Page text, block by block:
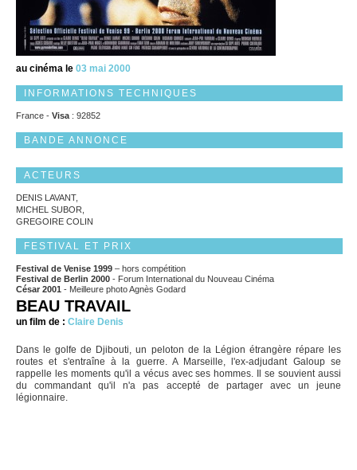
au cinéma le 03 mai 2000
INFORMATIONS TECHNIQUES
France - Visa : 92852
BANDE ANNONCE
ACTEURS
DENIS LAVANT,
MICHEL SUBOR,
GREGOIRE COLIN
FESTIVAL ET PRIX
Festival de Venise 1999 – hors compétition
Festival de Berlin 2000 - Forum International du Nouveau Cinéma
César 2001 - Meilleure photo Agnès Godard
BEAU TRAVAIL
un film de : Claire Denis
Dans le golfe de Djibouti, un peloton de la Légion étrangère répare les
routes et s'entraîne à la guerre. A Marseille, l'ex-adjudant Galoup se
rappelle les moments qu'il a vécus avec ses hommes. Il se souvient aussi
du commandant qu'il n'a pas accepté de partager avec un jeune
légionnaire.